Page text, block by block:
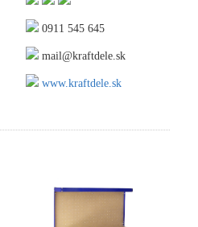
0911 545 645
mail@kraftdele.sk
www.kraftdele.sk